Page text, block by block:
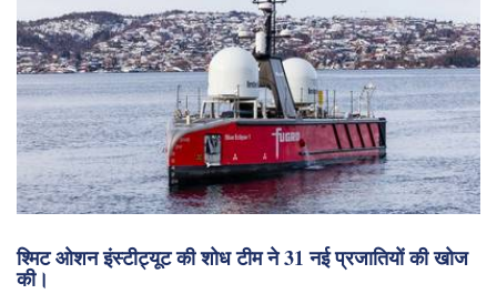
श्मिट ओशन इंस्टीट्यूट की शोध टीम ने 31 नई प्रजातियों की खोज
की।